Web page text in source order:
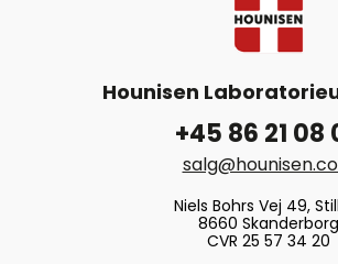
Hounisen
+45 86 21 08
Niels Bohrs Vej 49,
8660 Skanderborg
CVR 25 57 34 20